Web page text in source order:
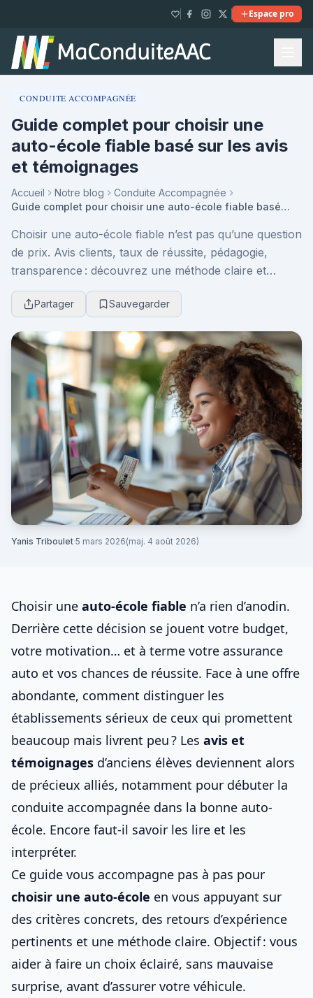
Espace pro
CONDUITE ACCOMPAGNÉE
Guide complet pour choisir une
auto-école fiable basé sur les avis
et témoignages
Accueil Notre blog
Conduite Accompagnée
Guide complet pour choisir une auto-école fiable basé sur les avis et témoignages
Choisir une auto-école fiable n’est pas qu’une question
de prix. Avis clients, taux de réussite, pédagogie,
transparence : découvrez une méthode claire et
concrète pour faire le bon choix et éviter le...
Partager Sauvegarder
Yanis Triboulet·5 mars 2026(maj. 4 août 2026)
Choisir une auto-école fiable n’a rien d’anodin.
Derrière cette décision se jouent votre budget,
votre motivation… et à terme votre assurance
auto et vos chances de réussite. Face à une offre
abondante, comment distinguer les
établissements sérieux de ceux qui promettent
beaucoup mais livrent peu ? Les avis et
témoignages d’anciens élèves deviennent alors
de précieux alliés, notamment pour débuter la
conduite accompagnée dans la bonne auto-
école. Encore faut-il savoir les lire et les
interpréter.
Ce guide vous accompagne pas à pas pour
choisir une auto-école en vous appuyant sur
des critères concrets, des retours d’expérience
pertinents et une méthode claire. Objectif : vous
aider à faire un choix éclairé, sans mauvaise
surprise, avant d’assurer votre véhicule.